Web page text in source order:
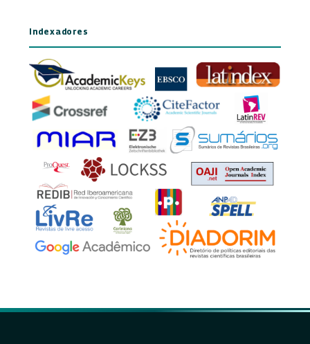
Indexadores